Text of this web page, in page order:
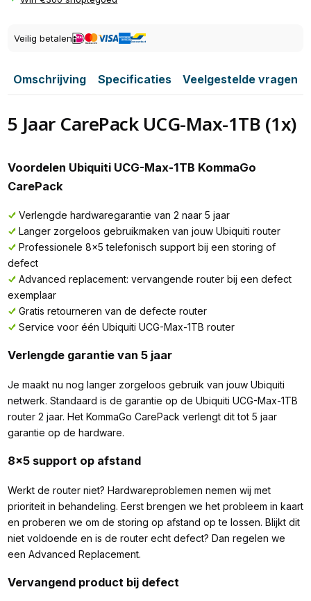
Veilig betalen
Omschrijving Specificaties Veelgestelde vragen
5 Jaar CarePack UCG-Max-1TB (1x)
Voordelen Ubiquiti UCG-Max-1TB KommaGo
CarePack
Verlengde hardwaregarantie van 2 naar 5 jaar
Langer zorgeloos gebruikmaken van jouw Ubiquiti router
Professionele 8x5 telefonisch support bij een storing of
defect
Advanced replacement: vervangende router bij een defect
exemplaar
Gratis retourneren van de defecte router
Service voor één Ubiquiti UCG-Max-1TB router
Verlengde garantie van 5 jaar
Je maakt nu nog langer zorgeloos gebruik van jouw Ubiquiti
netwerk. Standaard is de garantie op de Ubiquiti UCG-Max-1TB
router 2 jaar. Het KommaGo CarePack verlengt dit tot 5 jaar
garantie op de hardware.
8x5 support op afstand
Werkt de router niet? Hardwareproblemen nemen wij met
prioriteit in behandeling. Eerst brengen we het probleem in kaart
en proberen we om de storing op afstand op te lossen. Blijkt dit
niet voldoende en is de router echt defect? Dan regelen we
een Advanced Replacement.
Vervangend product bij defect